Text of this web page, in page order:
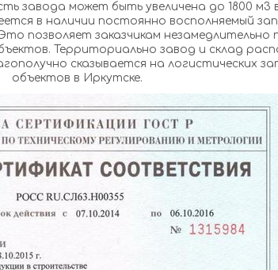
восполняемый запас газобетонных
позволяет заказчикам незамедлительно
на логистических затратах строящихся
объектов в Иркутске.